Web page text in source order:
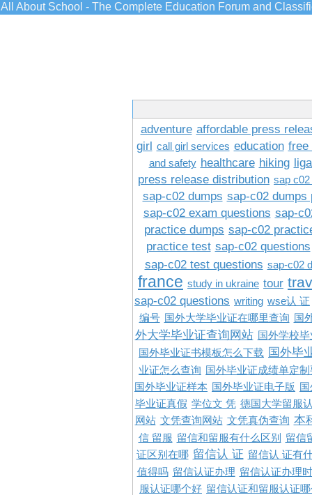
All About School - The Complete Education Forum and
adventure affordable press
girl call girl services education free
and safety healthcare hiking
press release distribution sap
sap-c02 dumps sap-c02 dumps
sap-c02 exam questions sap-
practice dumps sap-c02
practice test sap-c02 questions
sap-c02 test questions sap-c02
france study in ukraine tour
sap-c02 questions writing wse认 证
编号 国外大学毕业证在哪里查询 国
外大学毕业证查询网站 国外学校
国外毕业证书模板怎么下载 国外毕
业证怎么查询
国外毕业证成绩单定
国外毕业证样本
国外毕业证电子版
毕业证真假 学位文 凭 德国大学留服
网站 文凭查询网站 文凭真伪查询 本
信 留服 留信和留服有什么区别
留信
证区别在哪 留信认 证 留信认 证有
值得吗 留信认证办理 留信认证办理
服认证哪个好 留信认证和留服认证